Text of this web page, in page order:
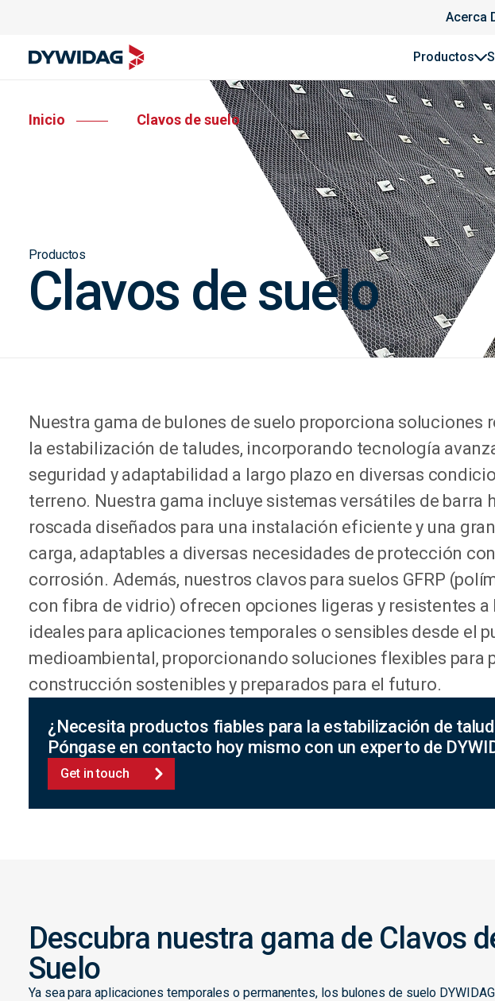
Acerca
Productos
Inicio Clavos de suelo
Productos
Clavos de suelo
Nuestra gama de bulones de suelo proporciona soluciones
la estabilización de taludes, incorporando tecnología
seguridad y adaptabilidad a largo plazo en diversas
terreno. Nuestra gama incluye sistemas versátiles de barra
roscada diseñados para una instalación eficiente y una
carga, adaptables a diversas necesidades de protección
corrosión. Además, nuestros clavos para suelos GFRP
con fibra de vidrio) ofrecen opciones ligeras y resistentes a
ideales para aplicaciones temporales o sensibles desde el
medioambiental, proporcionando soluciones flexibles para
construcción sostenibles y preparados para el futuro.
¿Necesita productos fiables para la estabilización de
Póngase en contacto hoy mismo con un experto de
Get in touch
Descubra nuestra gama de Clavos
Suelo
Ya sea para aplicaciones temporales o permanentes, los bulones de suelo